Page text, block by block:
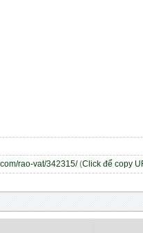
rao-vat/342315/(Click để copy